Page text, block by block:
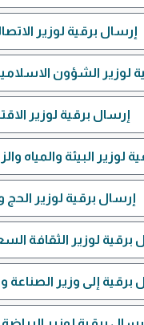
إرسال برقية لوزير
لوزير الشؤون
إرسال برقية لوزير
لوزير البيئة والمياه
إرسال برقية لوزير الحج
برقية لوزير الثقافة
برقية إلى وزير الصناعة